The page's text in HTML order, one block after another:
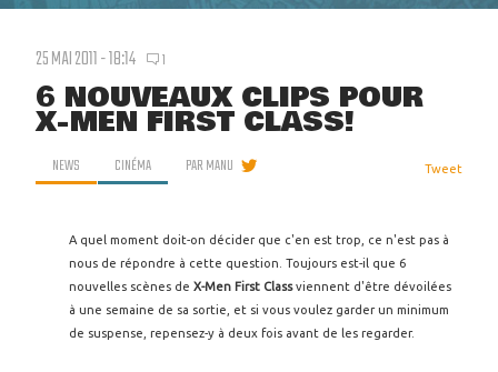
25 MAI 2011 - 18:14 1
6 NOUVEAUX CLIPS POUR
X-MEN FIRST CLASS!
NEWS CINÉMA PARMANU Tweet
A quel moment doit-on décider que c'en est trop, ce n'est pas à
nous de répondre à cette question. Toujours est-il que 6
nouvelles scènes de X-Men First Classviennent d'être dévoilées
à une semaine de sa sortie, et si vous voulez garder un minimum
de suspense, repensez-y à deux fois avant de les regarder.